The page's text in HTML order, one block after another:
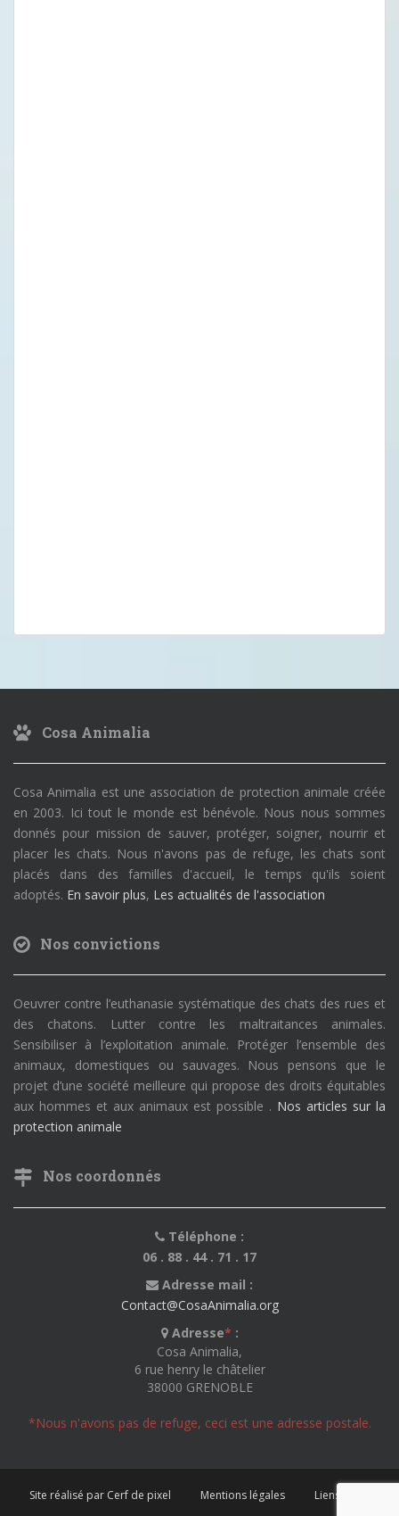
Cosa Animalia
Cosa Animalia est une association de protection animale créée
en 2003. Ici tout le monde est bénévole. Nous nous sommes
donnés pour mission de sauver, protéger, soigner, nourrir et
placer les chats. Nous n'avons pas de refuge, les chats sont
placés dans des familles d'accueil, le temps qu'ils soient
adoptés. En savoir plus, Les actualités de l'association
Nos convictions
Oeuvrer contre l’euthanasie systématique des chats des rues et
des chatons. Lutter contre les maltraitances animales.
Sensibiliser à l’exploitation animale. Protéger l’ensemble des
animaux, domestiques ou sauvages. Nous pensons que le
projet d’une société meilleure qui propose des droits équitables
aux hommes et aux animaux est possible . Nos articles sur la
protection animale
Nos coordonnés
Téléphone :
06 . 88 . 44 . 71 . 17
Adresse mail :
Contact@CosaAnimalia.org
Adresse* :
Cosa Animalia,
6 rue henry le châtelier
38000 GRENOBLE
*Nous n'avons pas de refuge, ceci est une adresse postale.
Site réalisé par Cerf de pixel Mentions légales Liens utiles